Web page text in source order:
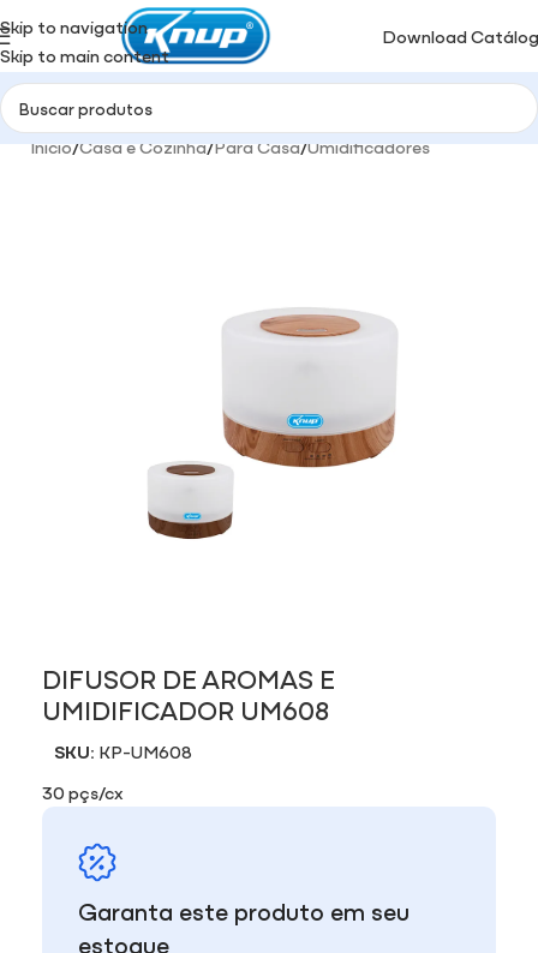
Skip to navigation
Skip to main content
Download
Início/Casa e Cozinha/Para Casa/Umidificadores
DIFUSOR DE AROMAS E
UMIDIFICADOR UM608
SKU: KP-UM608
30 pçs/cx
Garanta este produto em seu
estoque